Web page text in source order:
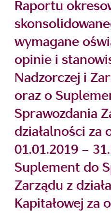
Raportu
wymagane
opinie i
Nadzorczej i
oraz o
Sprawozdania
działalności za
01.01.2019 –
Suplement do
Zarządu z
Kapitałowej za